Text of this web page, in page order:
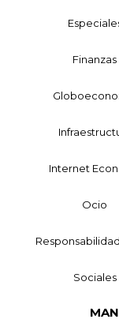
Finanzas
Internet
Ocio
Sociales